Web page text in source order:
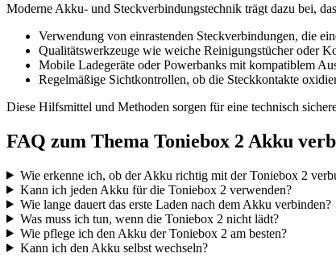
Moderne Akku- und Steckverbindungstechnik trägt dazu bei, das
Verwendung von einrastenden Steckverbindungen, die
Qualitätswerkzeuge wie weiche Reinigungstücher oder
Mobile Ladegeräte oder Powerbanks mit kompatiblem
Regelmäßige Sichtkontrollen, ob die Steckkontakte
Diese Hilfsmittel und Methoden sorgen für eine technisch
FAQ zum Thema Toniebox 2 Akku
Wie erkenne ich, ob der Akku richtig mit der Toniebox 2
Kann ich jeden Akku für die Toniebox 2 verwenden?
Wie lange dauert das erste Laden nach dem Akku verbinden?
Was muss ich tun, wenn die Toniebox 2 nicht lädt?
Wie pflege ich den Akku der Toniebox 2 am besten?
Kann ich den Akku selbst wechseln?